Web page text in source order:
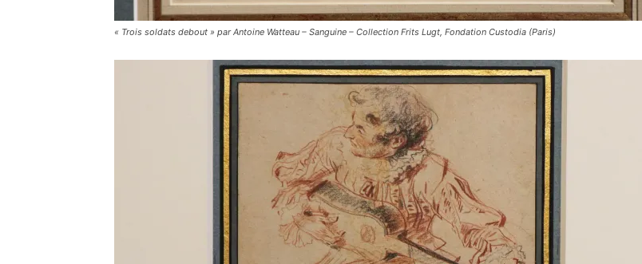
« Trois soldats debout » par Antoine Watteau – Sanguine – Collection Frits Lugt, Fondation Custodia (Paris)